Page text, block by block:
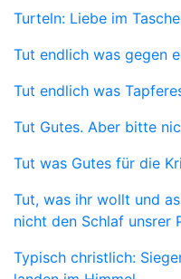
Turteln: Liebe im
Tut endlich was gegen
Tut endlich was
Tut Gutes. Aber bitte
Tut was Gutes für die
Tut, was ihr wollt und
nicht den Schlaf unsrer
Typisch christlich: